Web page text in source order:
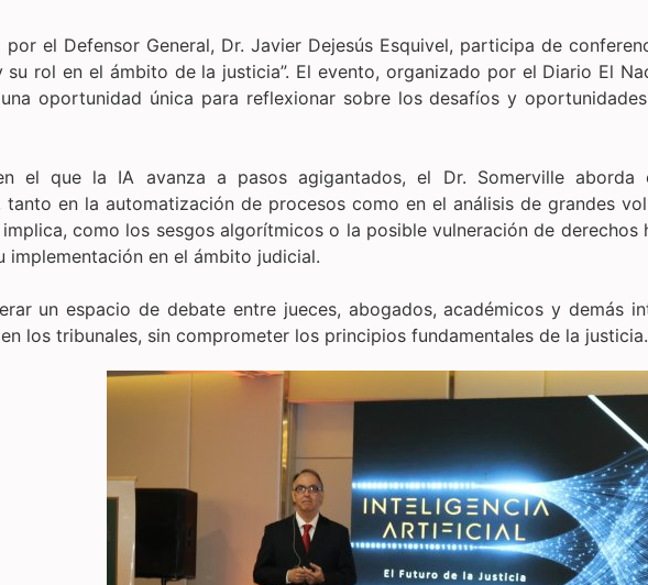
el Defensor General, Dr. Javier Dejesús Esquivel, participa de
rol en el ámbito de la justicia”. El evento, organizado por el Diario El
oportunidad única para reflexionar sobre los desafíos y
el que la IA avanza a pasos agigantados, el Dr. Somerville aborda
en la automatización de procesos como en el análisis de grandes
como los sesgos algorítmicos o la posible vulneración de derechos
implementación en el ámbito judicial.
un espacio de debate entre jueces, abogados, académicos y demás
los tribunales, sin comprometer los principios fundamentales de la justicia.